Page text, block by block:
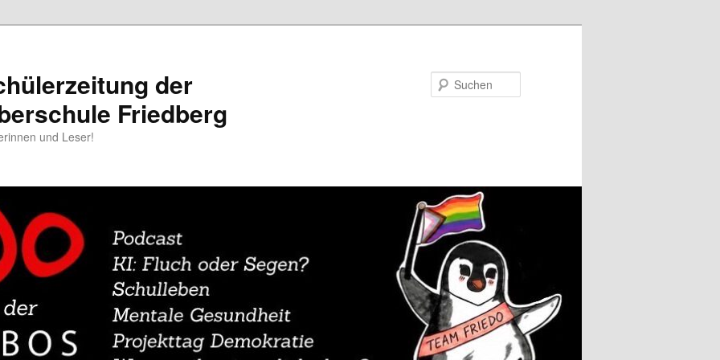
der
Friedberg
und Leser!